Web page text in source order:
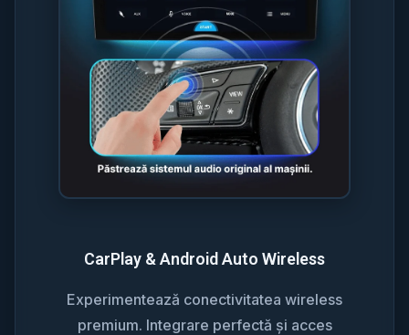
CarPlay & Android Auto Wireless
Experimentează conectivitatea wireless
premium. Integrare perfectă și acces